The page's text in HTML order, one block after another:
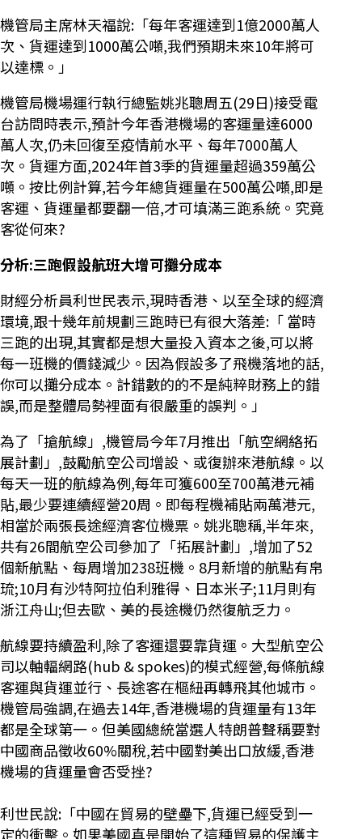
機管局主席林天福說:「每年客運達到1億2000萬人
次、貨運達到1000萬公噸,我們預期未來10年將可
以達標。」
機管局機場運行執行總監姚兆聰周五(29日)接受電
台訪問時表示,預計今年香港機場的客運量達6000
萬人次,仍未回復至疫情前水平、每年7000萬人
次。貨運方面,2024年首3季的貨運量超過359萬公
噸。按比例計算,若今年總貨運量在500萬公噸,即是
客運、貨運量都要翻一倍,才可填滿三跑系統。究竟
客從何來?
分析:三跑假設航班大增可攤分成本
財經分析員利世民表示,現時香港、以至全球的經濟
環境,跟十幾年前規劃三跑時已有很大落差:「 當時
三跑的出現,其實都是想大量投入資本之後,可以將
每一班機的價錢減少。因為假設多了飛機落地的話,
你可以攤分成本。計錯數的的不是純粹財務上的錯
誤,而是整體局勢裡面有很嚴重的誤判。」
為了「搶航線」,機管局今年7月推出「航空網絡拓
展計劃」,鼓勵航空公司增設、或復辦來港航線。以
每天一班的航線為例,每年可獲600至700萬港元補
貼,最少要連續經營20周。即每程機補貼兩萬港元,
相當於兩張長途經濟客位機票。姚兆聰稱,半年來,
共有26間航空公司參加了「拓展計劃」,增加了52
個新航點、每周增加238班機。8月新增的航點有帛
琉;10月有沙特阿拉伯利雅得、日本米子;11月則有
浙江舟山;但去歐、美的長途機仍然復航乏力。
航線要持續盈利,除了客運還要靠貨運。大型航空公
司以軸輻網路(hub & spokes)的模式經營,每條航線
客運與貨運並行、長途客在樞紐再轉飛其他城市。
機管局強調,在過去14年,香港機場的貨運量有13年
都是全球第一。但美國總統當選人特朗普聲稱要對
中國商品徵收60%關稅,若中國對美出口放緩,香港
機場的貨運量會否受挫?
利世民說:「中國在貿易的壁壘下,貨運已經受到一
定的衝擊。如果美國真是開始了這種貿易的保護主